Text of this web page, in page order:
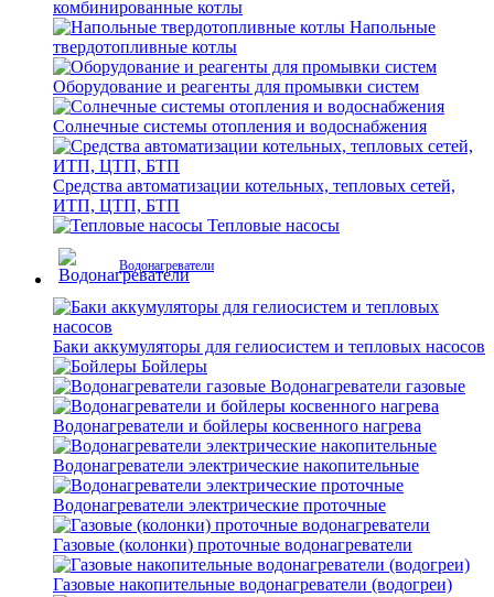
комбинированные котлы
Напольные
твердотопливные котлы
Оборудование и реагенты для промывки систем
Солнечные системы отопления и водоснабжения
Средства автоматизации котельных, тепловых сетей,
ИТП, ЦТП, БТП
Тепловые насосы
Водонагреватели
Баки аккумуляторы для гелиосистем и тепловых насосов
Бойлеры
Водонагреватели газовые
Водонагреватели и бойлеры косвенного нагрева
Водонагреватели электрические накопительные
Водонагреватели электрические проточные
Газовые (колонки) проточные водонагреватели
Газовые накопительные водонагреватели (водогреи)